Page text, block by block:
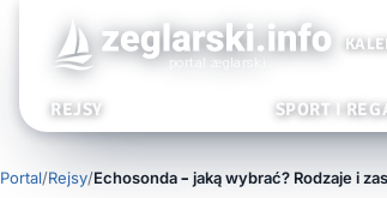
REJSY SPORT I
Portal/Rejsy/Echosonda – jaką wybrać? Rodzaje i